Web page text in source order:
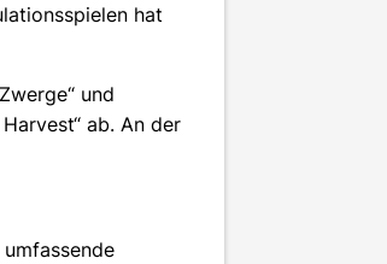
hat
und
ab. An der